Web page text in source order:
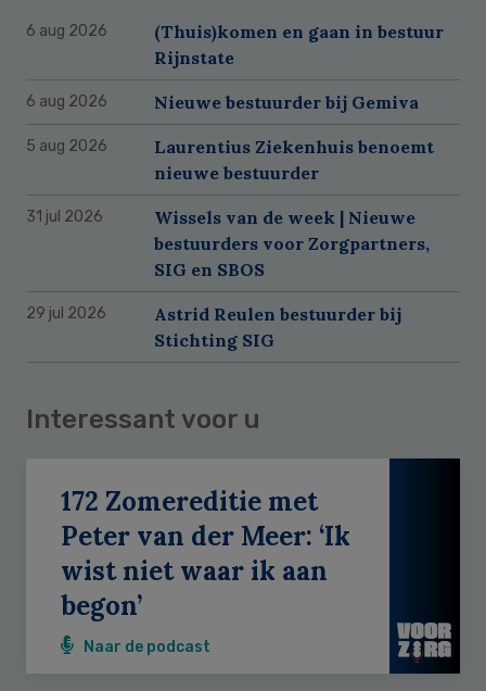
6 aug 2026
(Thuis)komen en gaan in bestuur
Rijnstate
6 aug 2026 Nieuwe bestuurder bij Gemiva
5 aug 2026
Laurentius Ziekenhuis benoemt
nieuwe bestuurder
31 jul 2026
Wissels van de week | Nieuwe
bestuurders voor Zorgpartners,
SIG en SBOS
29 jul 2026
Astrid Reulen bestuurder bij
Stichting SIG
Interessant voor u
172 Zomereditie met
Peter van der Meer: ‘Ik
wist niet waar ik aan
begon’
Naar de podcast